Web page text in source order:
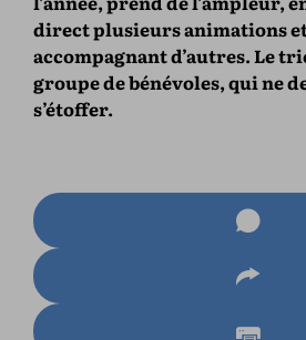
direct plusieurs animations
accompagnant d’autres. Le
groupe de bénévoles, qui ne
s’étoffer.